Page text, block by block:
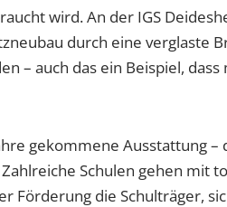
wird. An der IGS
durch eine verglaste
– auch das ein Beispiel,
gekommene Ausstattung
Schulen gehen mit
Förderung die Schulträger,